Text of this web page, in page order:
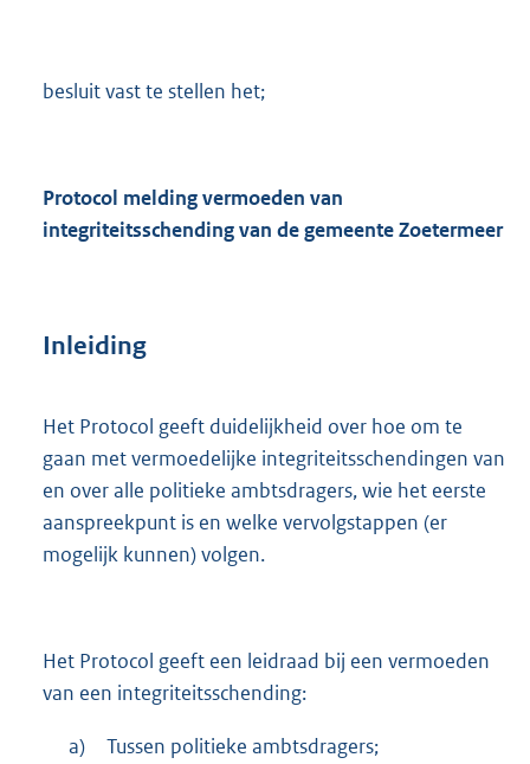
besluit vast te stellen het;
Protocol melding vermoeden van
integriteitsschending van de gemeente Zoetermeer
Inleiding
Het Protocol geeft duidelijkheid over hoe om te
gaan met vermoedelijke integriteitsschendingen van
en over alle politieke ambtsdragers, wie het eerste
aanspreekpunt is en welke vervolgstappen (er
mogelijk kunnen) volgen.
Het Protocol geeft een leidraad bij een vermoeden
van een integriteitsschending:
a) Tussen politieke ambtsdragers;